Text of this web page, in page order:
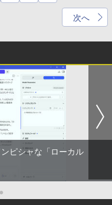
次へ
ピシャな「ローカル
●